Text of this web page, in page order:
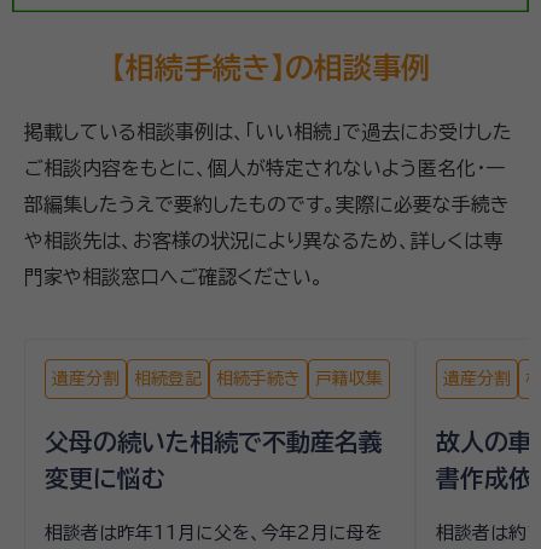
【相続手続き】の相談事例
掲載している相談事例は、「いい相続」で過去にお受けした
ご相談内容をもとに、個人が特定されないよう匿名化・一
部編集したうえで要約したものです。実際に必要な手続き
や相談先は、お客様の状況により異なるため、詳しくは専
門家や相談窓口へご確認ください。
遺産分割 相続登記 相続手続き 戸籍収集
父母の続いた相続で不動産名義
変更に悩む
相談者は昨年11月に父を、今年2月に母を
遺産分割
故人の車
書作成依
相談者は約